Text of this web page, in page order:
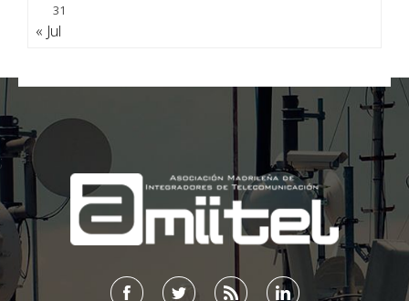
31
« Jul
;